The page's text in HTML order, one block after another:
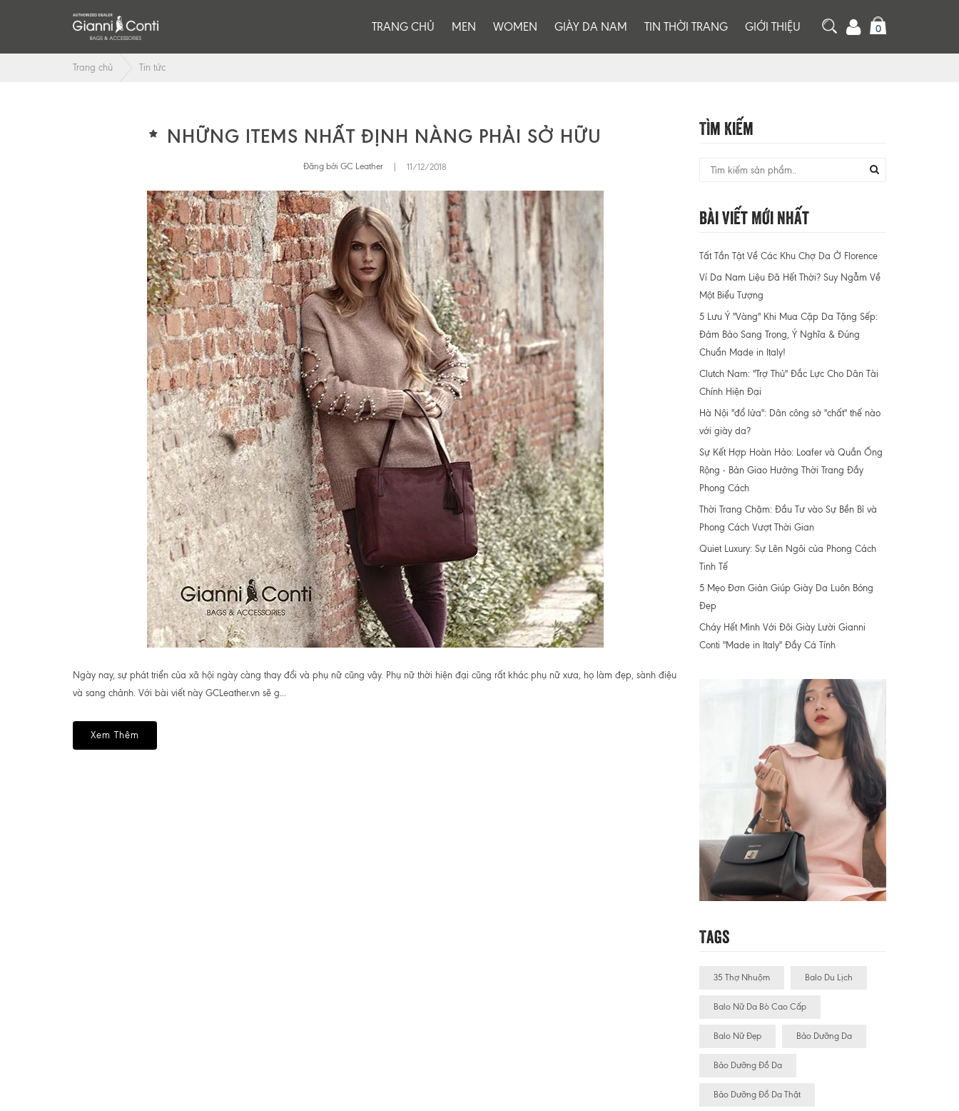
TRANG CHỦ MEN WOMEN GIÀY DA NAM TIN THỜI TRANG GIỚI THIỆU 0
Trang chủ Tin tức
NHỮNG ITEMS NHẤT ĐỊNH NÀNG PHẢI SỞ HỮU
Đăng bởi GC Leather 11/12/2018
Ngày nay, sự phát triển của xã hội ngày càng thay đổi và phụ nữ cũng vậy. Phụ nữ thời hiện đại cũng rất khác phụ nữ xưa, họ làm đẹp, sành điệu
và sang chảnh. Với bài viết này GCLeather.vn sẽ g...
Xem Thêm
Tìm Kiếm
Bài Viết Mới Nhất
Tất Tần Tật Về Các Khu Chợ Da Ở Florence
Ví Da Nam Liệu Đã Hết Thời? Suy Ngẫm Về
Một Biểu Tượng
5 Lưu Ý "Vàng" Khi Mua Cặp Da Tặng Sếp:
Đảm Bảo Sang Trọng, Ý Nghĩa & Đúng
Chuẩn Made in Italy!
Clutch Nam: "Trợ Thủ" Đắc Lực Cho Dân Tài
Chính Hiện Đại
Hà Nội "đổ lửa": Dân công sở "chất" thế nào
với giày da?
Sự Kết Hợp Hoàn Hảo: Loafer và Quần Ống
Rộng - Bản Giao Hưởng Thời Trang Đầy
Phong Cách
Thời Trang Chậm: Đầu Tư vào Sự Bền Bỉ và
Phong Cách Vượt Thời Gian
Quiet Luxury: Sự Lên Ngôi của Phong Cách
Tinh Tế
5 Mẹo Đơn Giản Giúp Giày Da Luôn Bóng
Đẹp
Cháy Hết Mình Với Đôi Giày Lười Gianni
Conti "Made in Italy" Đầy Cá Tính
Tags
35 Thợ Nhuộm Balo Du Lịch
Balo Nữ Da Bò Cao Cấp
Balo Nữ Đẹp Bảo Dưỡng Da
Bảo Dưỡng Đồ Da
Bảo Dưỡng Đồ Da Thật